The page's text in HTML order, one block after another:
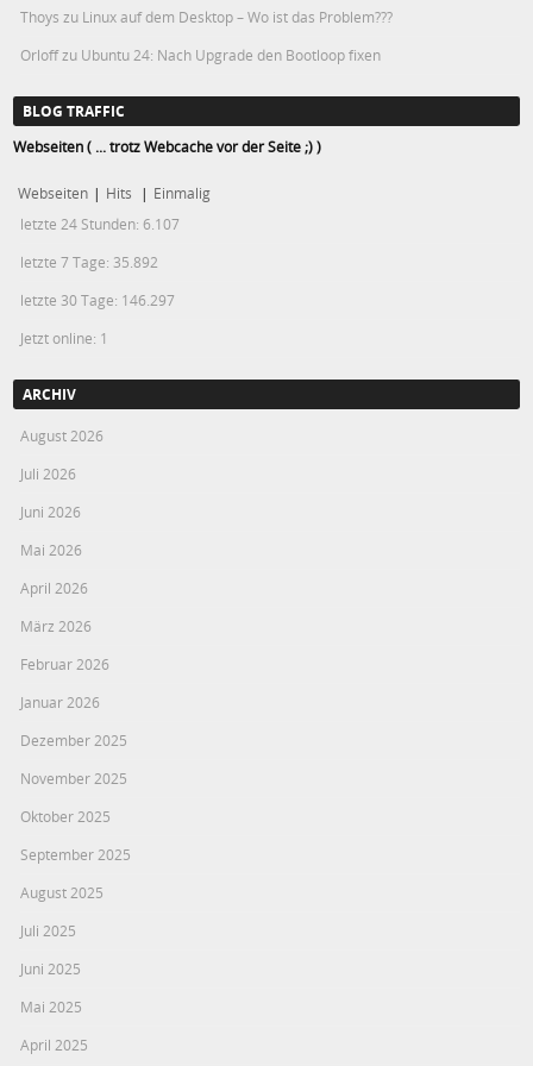
Thoys zu Linux auf dem Desktop – Wo ist das Problem???
Orloffzu Ubuntu 24: Nach Upgrade den Bootloop fixen
BLOG TRAFFIC
Webseiten ( ... trotz Webcache vor der Seite ;) )
Webseiten | Hits | Einmalig
letzte 24 Stunden:6.107
letzte 7 Tage: 35.892
letzte 30 Tage: 146.297
Jetzt online: 1
ARCHIV
August 2026
Juli 2026
Juni 2026
Mai 2026
April 2026
März 2026
Februar 2026
Januar 2026
Dezember 2025
November 2025
Oktober 2025
September 2025
August 2025
Juli 2025
Juni 2025
Mai 2025
April 2025